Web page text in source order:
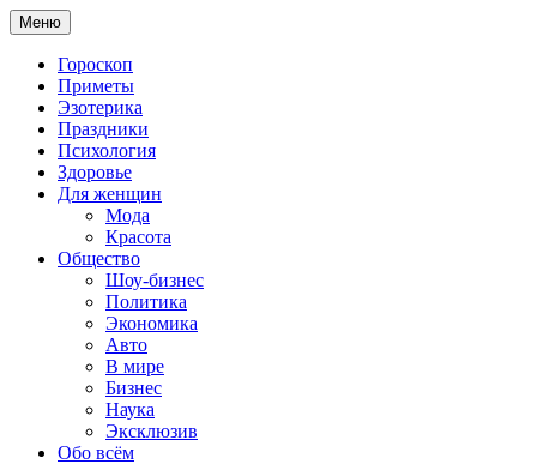
Меню
Гороскоп
Приметы
Эзотерика
Праздники
Психология
Здоровье
Для женщин
Мода
Красота
Общество
Шоу-бизнес
Политика
Экономика
Авто
В мире
Бизнес
Наука
Эксклюзив
Обо всём